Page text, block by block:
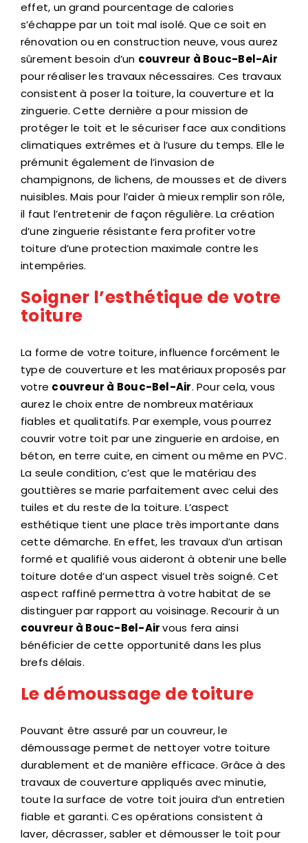
effet, un grand pourcentage de calories
s’échappe par un toit mal isolé. Que ce soit en
rénovation ou en construction neuve, vous aurez
sûrement besoin d’un couvreur à Bouc-Bel-Air
pour réaliser les travaux nécessaires. Ces travaux
consistent à poser la toiture, la couverture et la
zinguerie. Cette dernière a pour mission de
protéger le toit et le sécuriser face aux conditions
climatiques extrêmes et à l’usure du temps. Elle le
prémunit également de l’invasion de
champignons, de lichens, de mousses et de divers
nuisibles. Mais pour l’aider à mieux remplir son rôle,
il faut l’entretenir de façon régulière. La création
d’une zinguerie résistante fera profiter votre
toiture d’une protection maximale contre les
intempéries.
Soigner l’esthétique de votre
toiture
La forme de votre toiture, influence forcément le
type de couverture et les matériaux proposés par
votre couvreur à Bouc-Bel-Air. Pour cela, vous
aurez le choix entre de nombreux matériaux
fiables et qualitatifs. Par exemple, vous pourrez
couvrir votre toit par une zinguerie en ardoise, en
béton, en terre cuite, en ciment ou même en PVC.
La seule condition, c’est que le matériau des
gouttières se marie parfaitement avec celui des
tuiles et du reste de la toiture. L’aspect
esthétique tient une place très importante dans
cette démarche. En effet, les travaux d’un artisan
formé et qualifié vous aideront à obtenir une belle
toiture dotée d’un aspect visuel très soigné. Cet
aspect raffiné permettra à votre habitat de se
distinguer par rapport au voisinage. Recourir à un
couvreur à Bouc-Bel-Airvous fera ainsi
bénéficier de cette opportunité dans les plus
brefs délais.
Le démoussage de toiture
Pouvant être assuré par un couvreur, le
démoussage permet de nettoyer votre toiture
durablement et de manière efficace. Grâce à des
travaux de couverture appliqués avec minutie,
toute la surface de votre toit jouira d’un entretien
fiable et garanti. Ces opérations consistent à
laver, décrasser, sabler et démousser le toit pour